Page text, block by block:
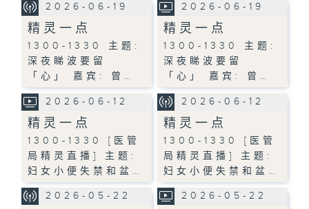
2026-06-19
精灵一点
1300-1330 主题:
深夜睇波要留
「心」 嘉宾: 曾…
2026-06-19
精灵一点
1300-1330 主题:
深夜睇波要留
「心」 嘉宾: 曾…
2026-06-12
精灵一点
1300-1330 [医管
局精灵直播] 主题:
妇女小便失禁和盆…
2026-06-12
精灵一点
1300-1330 [医管
局精灵直播] 主题:
妇女小便失禁和盆…
2026-05-22 2026-05-22